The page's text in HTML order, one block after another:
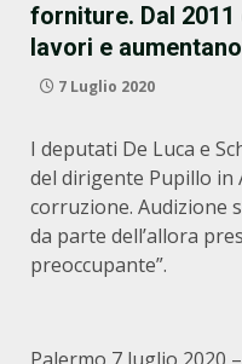
forniture. Dal
lavori e
7 Luglio 2020
I deputati De Luca e
del dirigente Pupillo in
corruzione. Audizione
da parte dell’allora
preoccupante”.